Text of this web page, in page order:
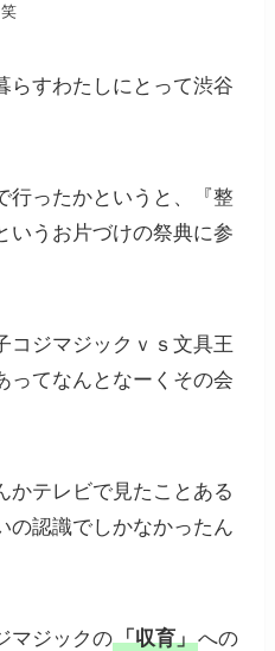
らすわたしにとって渋谷
行ったかというと、『整
いうお片づけの祭典に参
コジマジックｖｓ文具王
ってなんとなーくその会
かテレビで見たことある
の認識でしかなかったん
マジックの「収育」への